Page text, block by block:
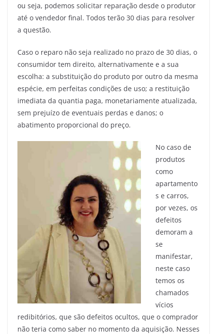
ou seja, podemos solicitar reparação desde o produtor
até o vendedor final. Todos terão 30 dias para resolver
a questão.
Caso o reparo não seja realizado no prazo de 30 dias, o
consumidor tem direito, alternativamente e a sua
escolha: a substituição do produto por outro da mesma
espécie, em perfeitas condições de uso; a restituição
imediata da quantia paga, monetariamente atualizada,
sem prejuízo de eventuais perdas e danos; o
abatimento proporcional do preço.
No caso de
produtos
como
apartamento
s e carros,
por vezes, os
defeitos
demoram a
se
manifestar,
neste caso
temos os
chamados
vícios
redibitórios, que são defeitos ocultos, que o comprador
não teria como saber no momento da aquisição. Nesses